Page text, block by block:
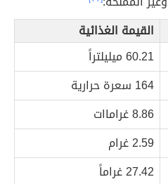
القيمة الغذائية
60.21 ميليلتراً
164 سعرة حرارية
8.86 غراماات
2.59 غرام
27.42 غراماً